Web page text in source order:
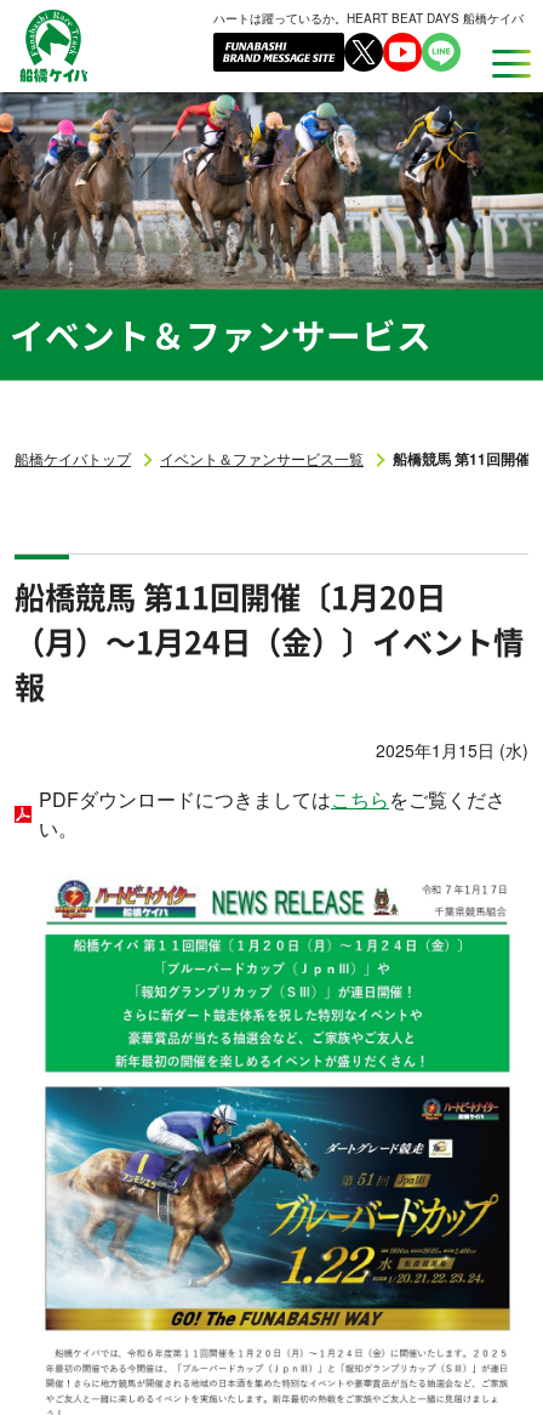
船
橋
ケ
イ
バ
ハートは躍っているか。HEART BEAT DAYS 船橋ケイバ
イベント＆ファンサービス
船橋ケイバトップ イベント＆ファンサービス一覧 船橋競馬 第11回開催
船橋競馬 第11回開催〔1月20日
（月）～1月24日（金）〕イベント情
報
2025年1月15日 (水)
PDFダウンロードにつきましてはこちらをご覧くださ
い。